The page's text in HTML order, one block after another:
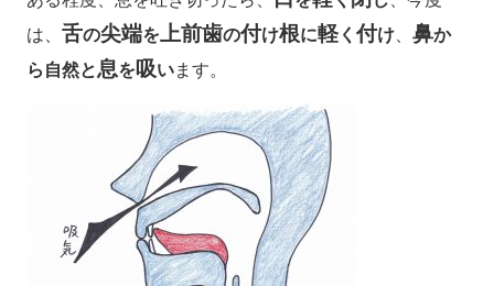
は、 舌の尖端を 上前歯の付け根に軽く 付け、 鼻か
ら自然と息を 吸います。